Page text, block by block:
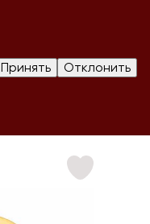
Принять Отклонить